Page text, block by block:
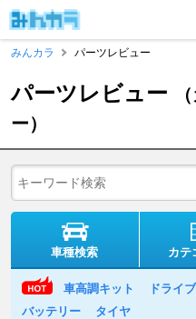
みんカラ
パーツレビュー
パーツレビュー
ー）
車種検索 カテ
車高調キット ドライ
バッテリー
タイヤ